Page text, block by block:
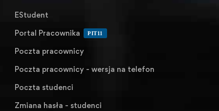
EStudent
Portal Pracownika
PIT11
Poczta pracownicy
Poczta pracownicy - wersja na telefon
Poczta studenci
Zmiana hasła - studenci